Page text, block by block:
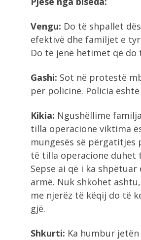
Vengu: Do të shpallet
efektivë dhe familjet e
Do të jenë hetimet që
Gashi: Sot në protestë
për policinë. Policia
Kikia: Ngushëllime
tilla operacione viktima
mungesës së përgatitjes
të tilla operacione duhet
Sepse ai që i ka
armë. Nuk shkohet
me njerëz të këqij do të
gjë.
Shkurti: Ka humbur